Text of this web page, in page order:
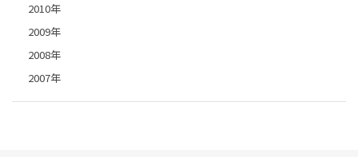
2010年
2009年
2008年
2007年